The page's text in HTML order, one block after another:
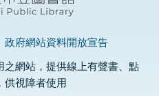
政府網站資料開放宣告
之網站，提供線上有聲書、點
供視障者使用